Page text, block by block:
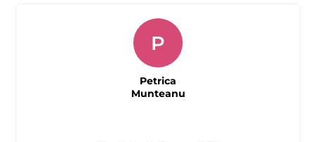
P
Petrica
Munteanu